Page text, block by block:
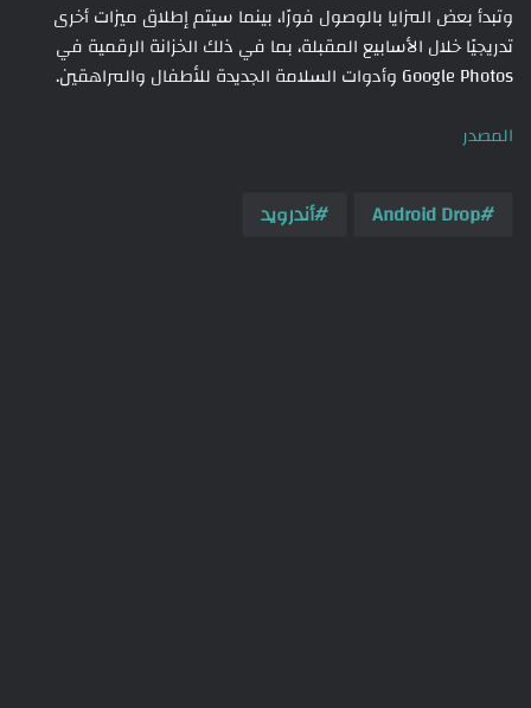
وتبدأ بعض المزايا بالوصول فورًا، بينما سيتم إطلاق ميزات أخرى
تدريجيًا خلال الأسابيع المقبلة، بما في ذلك الخزانة الرقمية في
Google Photos وأدوات السلامة الجديدة للأطفال والمراهقين.
المصدر
Android Drop أندرويد